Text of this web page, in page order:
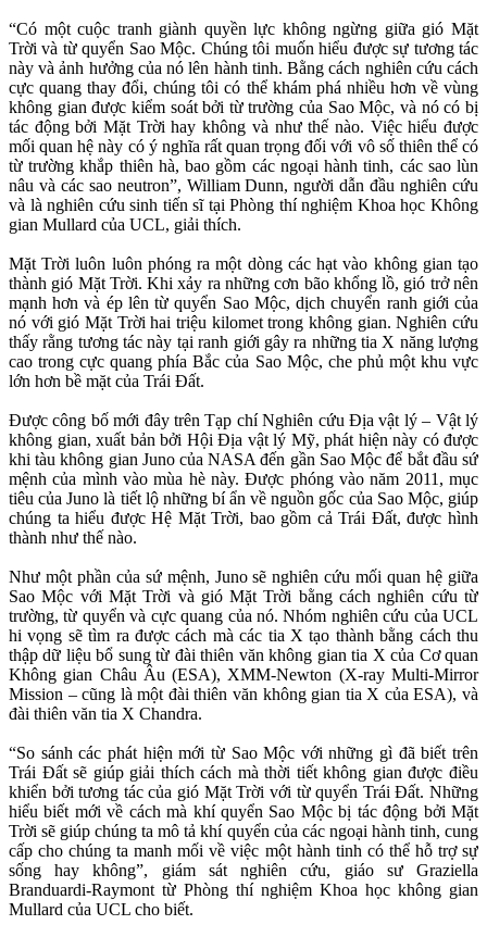
“Có một cuộc tranh giành quyền lực không ngừng giữa gió Mặt
Trời và từ quyển Sao Mộc. Chúng tôi muốn hiểu được sự tương tác
này và ảnh hưởng của nó lên hành tinh. Bằng cách nghiên cứu cách
cực quang thay đổi, chúng tôi có thể khám phá nhiều hơn về vùng
không gian được kiểm soát bởi từ trường của Sao Mộc, và nó có bị
tác động bởi Mặt Trời hay không và như thế nào. Việc hiểu được
mối quan hệ này có ý nghĩa rất quan trọng đối với vô số thiên thể có
từ trường khắp thiên hà, bao gồm các ngoại hành tinh, các sao lùn
nâu và các sao neutron”, William Dunn, người dẫn đầu nghiên cứu
và là nghiên cứu sinh tiến sĩ tại Phòng thí nghiệm Khoa học Không
gian Mullard của UCL, giải thích.
Mặt Trời luôn luôn phóng ra một dòng các hạt vào không gian tạo
thành gió Mặt Trời. Khi xảy ra những cơn bão khổng lồ, gió trở nên
mạnh hơn và ép lên từ quyển Sao Mộc, dịch chuyển ranh giới của
nó với gió Mặt Trời hai triệu kilomet trong không gian. Nghiên cứu
thấy rằng tương tác này tại ranh giới gây ra những tia X năng lượng
cao trong cực quang phía Bắc của Sao Mộc, che phủ một khu vực
lớn hơn bề mặt của Trái Đất.
Được công bố mới đây trên Tạp chí Nghiên cứu Địa vật lý – Vật lý
không gian, xuất bản bởi Hội Địa vật lý Mỹ, phát hiện này có được
khi tàu không gian Juno của NASA đến gần Sao Mộc để bắt đầu sứ
mệnh của mình vào mùa hè này. Được phóng vào năm 2011, mục
tiêu của Juno là tiết lộ những bí ẩn về nguồn gốc của Sao Mộc, giúp
chúng ta hiểu được Hệ Mặt Trời, bao gồm cả Trái Đất, được hình
thành như thế nào.
Như một phần của sứ mệnh, Juno sẽ nghiên cứu mối quan hệ giữa
Sao Mộc với Mặt Trời và gió Mặt Trời bằng cách nghiên cứu từ
trường, từ quyển và cực quang của nó. Nhóm nghiên cứu của UCL
hi vọng sẽ tìm ra được cách mà các tia X tạo thành bằng cách thu
thập dữ liệu bổ sung từ đài thiên văn không gian tia X của Cơ quan
Không gian Châu Âu (ESA), XMM-Newton (X-ray Multi-Mirror
Mission – cũng là một đài thiên văn không gian tia X của ESA), và
đài thiên văn tia X Chandra.
“So sánh các phát hiện mới từ Sao Mộc với những gì đã biết trên
Trái Đất sẽ giúp giải thích cách mà thời tiết không gian được điều
khiển bởi tương tác của gió Mặt Trời với từ quyển Trái Đất. Những
hiểu biết mới về cách mà khí quyển Sao Mộc bị tác động bởi Mặt
Trời sẽ giúp chúng ta mô tả khí quyển của các ngoại hành tinh, cung
cấp cho chúng ta manh mối về việc một hành tinh có thể hỗ trợ sự
sống hay không”, giám sát nghiên cứu, giáo sư Graziella
Branduardi-Raymont từ Phòng thí nghiệm Khoa học không gian
Mullard của UCL cho biết.